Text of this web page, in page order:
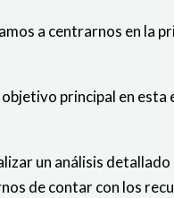
a centrarnos en
principal en
un análisis
de contar con los